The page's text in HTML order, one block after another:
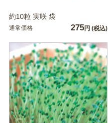
約10粒 実咲 袋
通常価格 275円 (税込)